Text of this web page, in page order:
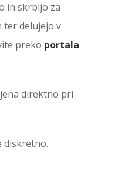
in skrbijo za
ter delujejo v
preko portala
direktno pri
diskretno.